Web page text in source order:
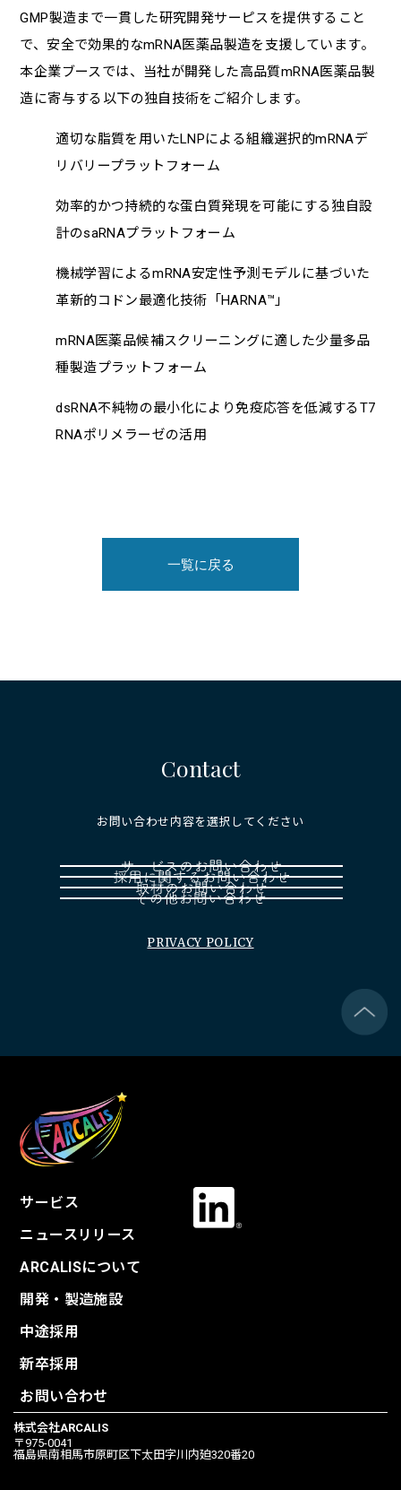
GMP製造まで一貫した研究開発サーピスを提供すること
で、安全で効果的なmRNA医薬品製造を支援しています。
本企業ブースでは、当社が開発した高品質mRNA医薬品製
造に寄与する以下の独自技術をご紹介します。
適切な脂質を用いたLNPによる組織選択的mRNAデ
リバリープラットフォーム
効率的かつ持続的な蛋白質発現を可能にする独自設
計のsaRNAプラットフォーム
機械学習によるmRNA安定性予測モデルに基づいた
革新的コドン最適化技術「HARNA™」
mRNA医薬品候補スクリーニングに適した少量多品
種製造プラットフォーム
dsRNA不純物の最小化により免疫応答を低減するT7
RNAポリメラーゼの活用
一覧に戻る
Contact
お問い合わせ内容を選択してください
PRIVACY POLICY
サービス
ニュースリリース
ARCALISについて
開発・製造施設
中途採用
新卒採用
お問い合わせ
株式会社ARCALIS
〒975-0041
福島県南相馬市原町区下太田字川内廹320番20